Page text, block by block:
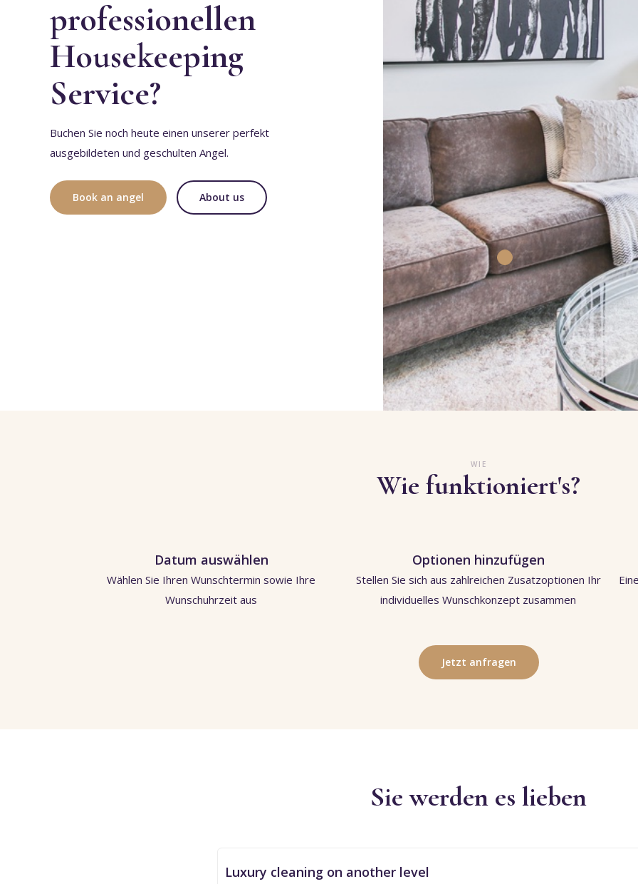
professionellen
Housekeeping
Service?
Buchen Sie noch heute einen unserer perfekt
ausgebildeten und geschulten Angel.
Book an angel About us
WIE
Wie funktioniert's?
Datum auswählen
Wählen Sie Ihren Wunschtermin sowie Ihre
Wunschuhrzeit aus
Optionen hinzufügen
Stellen Sie sich aus zahlreichen Zusatzoptionen Ihr
individuelles Wunschkonzept zusammen
Jetzt anfragen
Sie werden es lieben
Luxury cleaning on another level